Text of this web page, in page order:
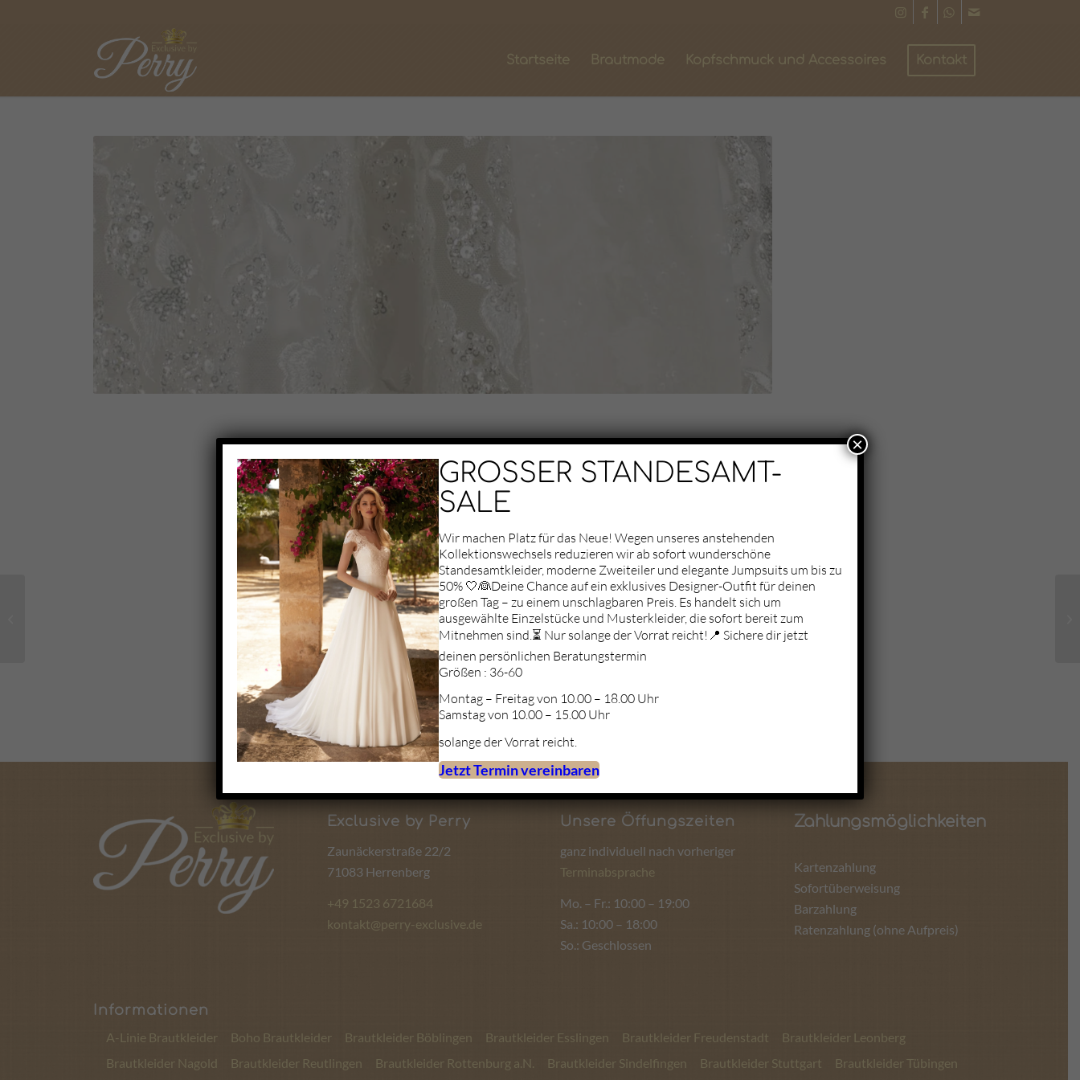
Startseite Brautmode Kopfschmuck und Accessoires Kontakt
Aufgrund deiner
Datenschutz-
Einstellungen können
wir Ihnen die Karte
nicht anzeigen.
Klicken Sie hier, um
neuen Fenster zu
öffnen.
Exclusive by Perry
Zaunäckerstraße 22/2
71083 Herrenberg
+49 1523 6721684
kontakt@perry-exclusive.de
Unsere Öffungszeiten
ganz individuell nach vorheriger
Terminabsprache
Mo. – Fr.: 10:00 – 19:00
Sa.: 10:00 – 18:00
So.: Geschlossen
Zahlungsmöglichkeiten
Kartenzahlung
Sofortüberweisung
Barzahlung
Ratenzahlung (ohne Aufpreis)
Informationen
A-Linie Brautkleider Boho Brautkleider Brautkleider Böblingen Brautkleider Esslingen Brautkleider Freudenstadt
Brautkleider Leonberg
Brautkleider Nagold
Brautkleider Reutlingen Brautkleider Rottenburg a.N. Brautkleider Sindelfingen Brautkleider Stuttgart Brautkleider Tübingen
GROSSER STANDESAMT-
SALE
Wir machen Platz für das Neue! Wegen unseres anstehenden
Kollektionswechsels reduzieren wir ab sofort wunderschöne
Standesamtkleider, moderne Zweiteiler und elegante Jumpsuits um bis zu
50% 🤍👰Deine Chance auf ein exklusives Designer-Outfit für deinen
großen Tag – zu einem unschlagbaren Preis. Es handelt sich um
ausgewählte Einzelstücke und Musterkleider, die sofort bereit zum
Mitnehmen sind.⏳ Nur solange der Vorrat reicht!📍 Sichere dir jetzt
deinen persönlichen Beratungstermin
Größen : 36-60
Montag – Freitag von 10.00 – 18.00 Uhr
Samstag von 10.00 – 15.00 Uhr
solange der Vorrat reicht.
Jetzt Termin vereinbaren
×